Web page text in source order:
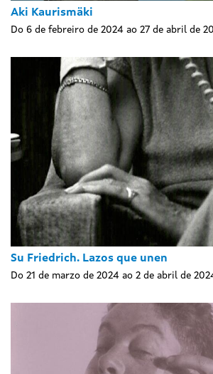
Aki Kaurismäki
Do 6 de febreiro de 2024 ao 27 de abril de
Su Friedrich. Lazos que unen
Do 21 de marzo de 2024 ao 2 de abril de